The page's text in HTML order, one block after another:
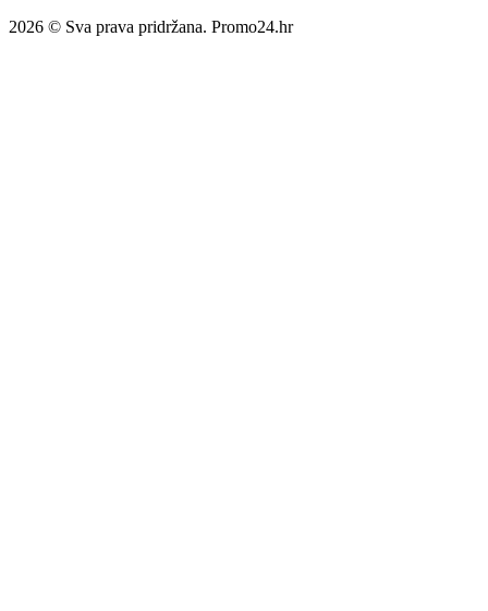
2026 © Sva prava pridržana. Promo24.hr